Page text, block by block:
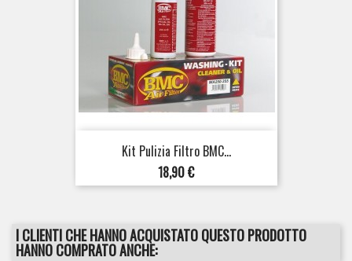
Kit Pulizia Filtro BMC...
Prezzo
18,90 €
I CLIENTI CHE HANNO ACQUISTATO QUESTO PRODOTTO
HANNO COMPRATO ANCHE: